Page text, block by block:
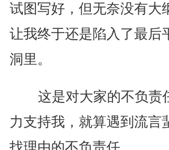
试图写好，但无奈没有大
让我终于还是陷入了最后
洞里。
这是对大家的不负责
力支持我，就算遇到流言